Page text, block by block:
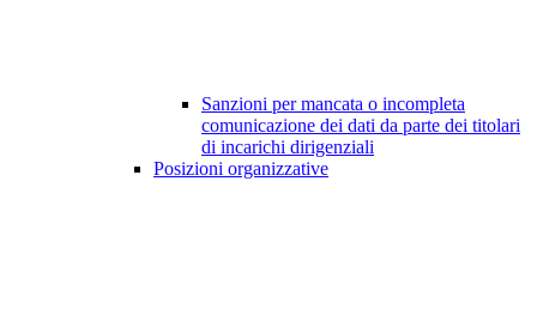
Sanzioni per mancata o incompleta
comunicazione dei dati da parte dei titolari
di incarichi dirigenziali
Posizioni organizzative